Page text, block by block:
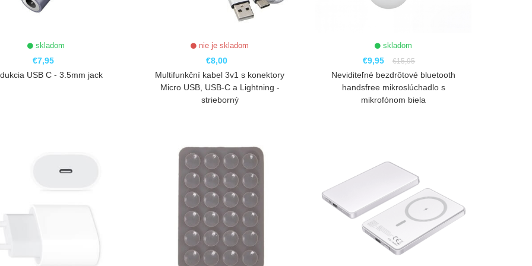
skladom
€7,95
USB C - 3.5mm jack
nie je skladom
€8,00
Multifunkční kabel 3v1 s konektory
Micro USB, USB-C a Lightning -
strieborný
skladom
€9,95 €15,95
Neviditeľné bezdrôtové bluetooth
handsfree mikroslúchadlo s
mikrofónom biela